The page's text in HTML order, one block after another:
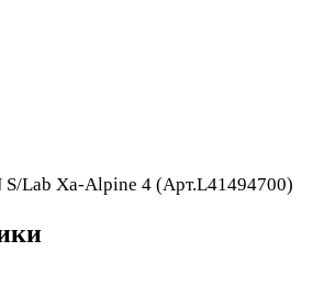
S/Lab Xa-Alpine 4 (Арт.L41494700)